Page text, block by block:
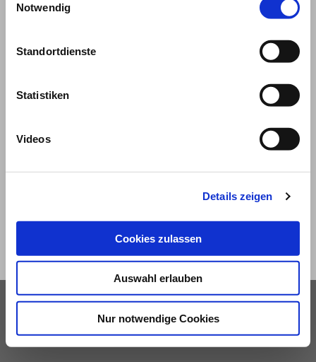
Notwendig
Standortdienste
Statistiken
Videos
Details zeigen
Cookies zulassen
Auswahl erlauben
Nur notwendige Cookies
Impressum und Nutzungsbedingungen
Privatsphäre